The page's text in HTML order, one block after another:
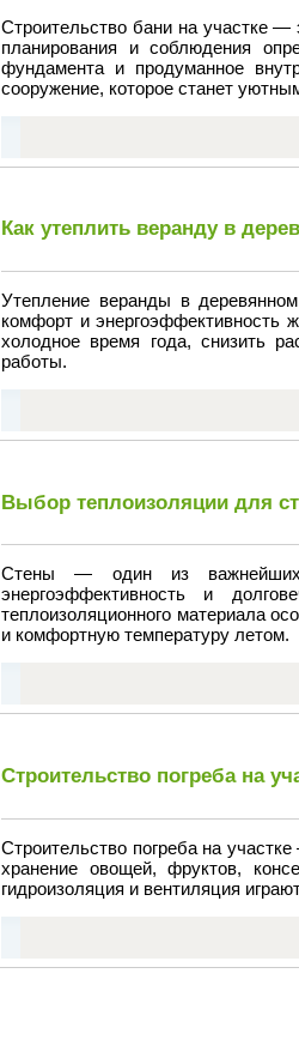
Строительство бани на участке —
планирования и соблюдения
фундамента и продуманное
сооружение, которое станет
Как утеплить веранду в
Утепление веранды в
комфорт и энергоэффективность
холодное время года, снизить
работы.
Выбор теплоизоляции для
Стены — один из важнейших
энергоэффективность и
теплоизоляционного материала
и комфортную температуру летом.
Строительство погреба на
Строительство погреба на
хранение овощей, фруктов,
гидроизоляция и вентиляция